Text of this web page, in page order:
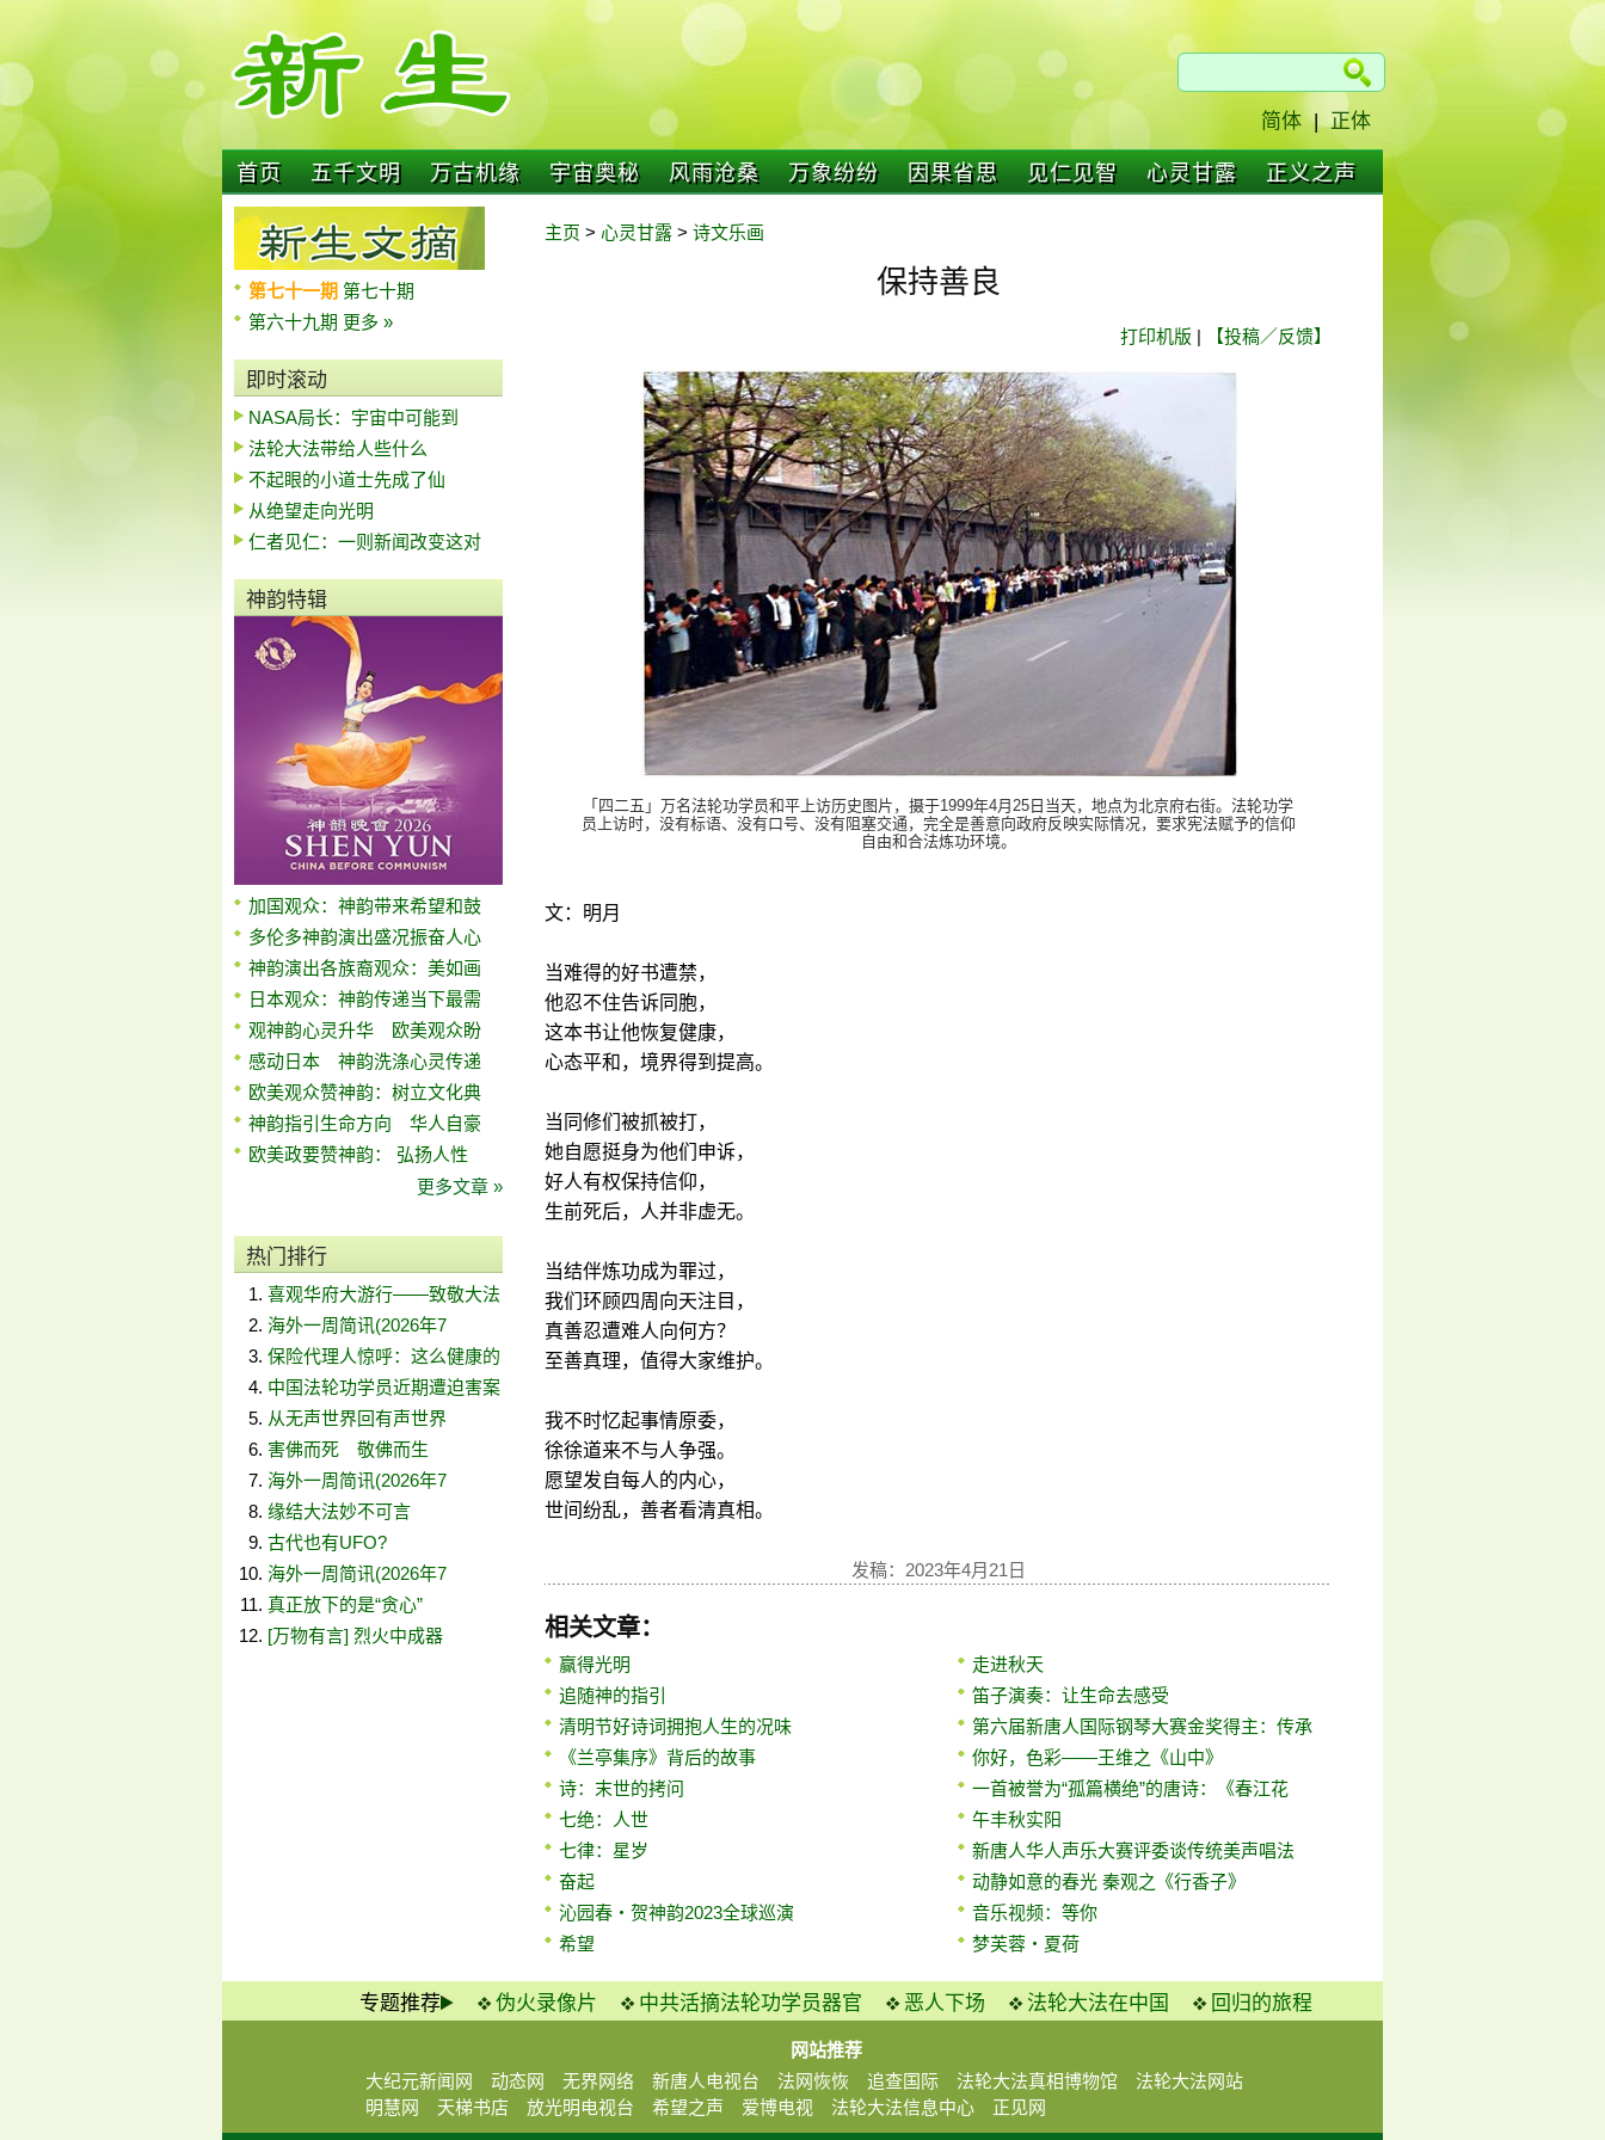
简体 | 正体
首页 五千文明 万古机缘 宇宙奥秘 风雨沧桑 万象纷纷 因果省思 见仁见智 心灵甘露 正义之声
第七十一期 第七十期
第六十九期 更多 »
即时滚动
NASA局长：宇宙中可能到
法轮大法带给人些什么
不起眼的小道士先成了仙
从绝望走向光明
仁者见仁：一则新闻改变这对
神韵特辑
加国观众：神韵带来希望和鼓
多伦多神韵演出盛况振奋人心
神韵演出各族裔观众：美如画
日本观众：神韵传递当下最需
观神韵心灵升华 欧美观众盼
感动日本 神韵洗涤心灵传递
欧美观众赞神韵：树立文化典
神韵指引生命方向 华人自豪
欧美政要赞神韵： 弘扬人性
更多文章 »
热门排行
喜观华府大游行——致敬大法
海外一周简讯(2026年7
保险代理人惊呼：这么健康的
中国法轮功学员近期遭迫害案
从无声世界回有声世界
害佛而死 敬佛而生
海外一周简讯(2026年7
缘结大法妙不可言
古代也有UFO?
海外一周简讯(2026年7
真正放下的是“贪心”
[万物有言] 烈火中成器
主页 > 心灵甘露 > 诗文乐画
保持善良
打印机版 | 【投稿／反馈】
「四二五」万名法轮功学员和平上访历史图片，摄于1999年4月25日当天，地点为北京府右街。法轮功学
员上访时，没有标语、没有口号、没有阻塞交通，完全是善意向政府反映实际情况，要求宪法赋予的信仰
自由和合法炼功环境。
文：明月
当难得的好书遭禁，
他忍不住告诉同胞，
这本书让他恢复健康，
心态平和，境界得到提高。
当同修们被抓被打，
她自愿挺身为他们申诉，
好人有权保持信仰，
生前死后，人并非虚无。
当结伴炼功成为罪过，
我们环顾四周向天注目，
真善忍遭难人向何方？
至善真理，值得大家维护。
我不时忆起事情原委，
徐徐道来不与人争强。
愿望发自每人的内心，
世间纷乱，善者看清真相。
发稿：2023年4月21日
相关文章：
赢得光明
追随神的指引
清明节好诗词拥抱人生的况味
《兰亭集序》背后的故事
诗：末世的拷问
七绝：人世
七律：星岁
奋起
沁园春‧贺神韵2023全球巡演
希望
走进秋天
笛子演奏：让生命去感受
第六届新唐人国际钢琴大赛金奖得主：传承
你好，色彩——王维之《山中》
一首被誉为“孤篇横绝”的唐诗：《春江花
午丰秋实阳
新唐人华人声乐大赛评委谈传统美声唱法
动静如意的春光 秦观之《行香子》
音乐视频：等你
梦芙蓉‧夏荷
专题推荐 伪火录像片 中共活摘法轮功学员器官 恶人下场 法轮大法在中国 回归的旅程
网站推荐
大纪元新闻网
动态网 无界网络 新唐人电视台 法网恢恢 追查国际 法轮大法真相博物馆
法轮大法网站
明慧网
天梯书店 放光明电视台 希望之声 爱博电视 法轮大法信息中心 正见网